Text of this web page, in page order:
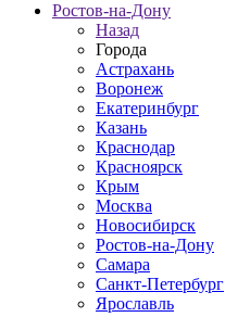
Ростов-на-Дону
Назад
Города
Астрахань
Воронеж
Екатеринбург
Казань
Краснодар
Красноярск
Крым
Москва
Новосибирск
Ростов-на-Дону
Самара
Санкт-Петербург
Ярославль